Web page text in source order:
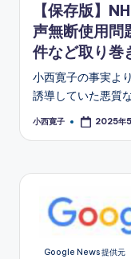
【保存版】
声無断使用問
件など取り巻
小西寛子の事実よ
誘導していた悪質
Posted
小西寛子 2025年
Google News 提供元